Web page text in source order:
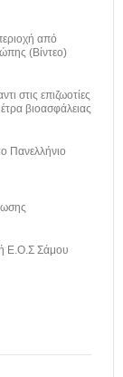
από
(Βίντεο)
στις επιζωοτίες
βιοασφάλειας
Πανελλήνιο
Ε.Ο.Σ Σάμου